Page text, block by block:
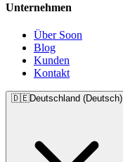
Unternehmen
Über Soon
Blog
Kunden
Kontakt
🇩🇪Deutschland (Deutsch)